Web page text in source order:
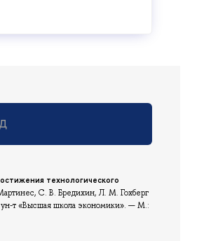
технологического
С. В. Бредихин, Л. М. Гохберг
т «Высшая школа экономики». — М.: